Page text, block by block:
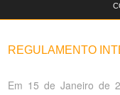
REGULAMENTO
Em 15 de Janeiro de